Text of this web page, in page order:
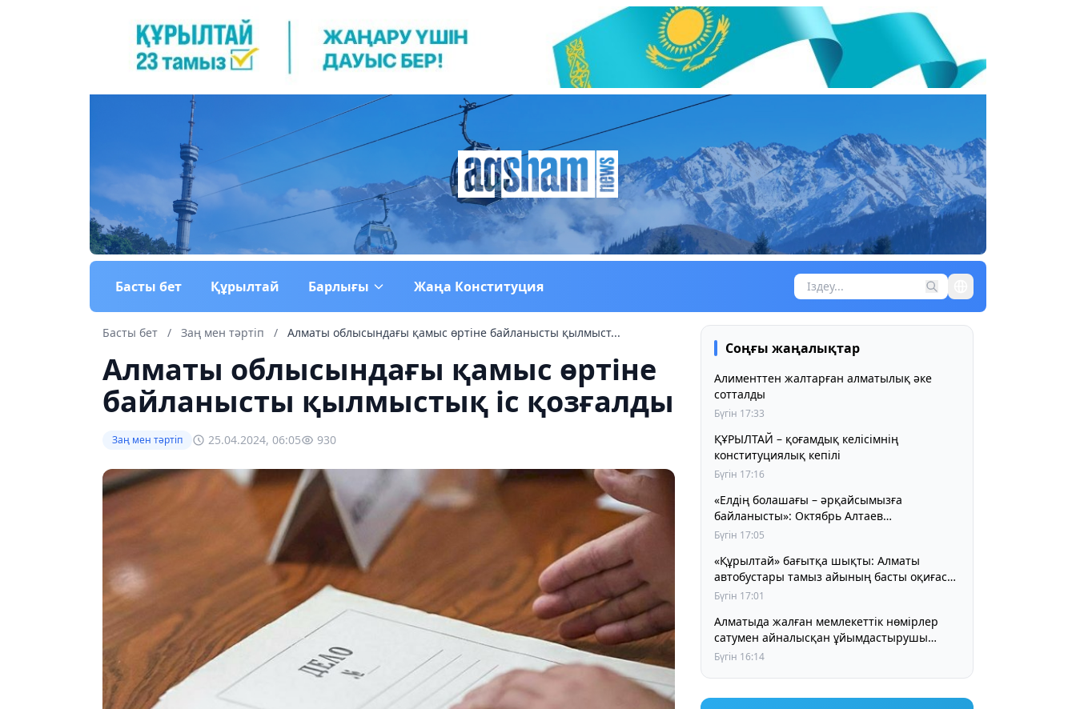
Басты бет Құрылтай Барлығы Жаңа Конституция
Басты бет / Заң мен тəртіп / Алматы облысындағы қамыс өртіне байланысты қылмыст...
Алматы облысындағы қамыс өртіне
байланысты қылмыстық іс қозғалды
Заң мен тəртіп 25.04.2024, 06:05 930
Соңғы жаңалықтар
Алименттен жалтарған алматылық әке
сотталды
Бүгін 17:33
ҚҰРЫЛТАЙ – қоғамдық келісімнің
конституциялық кепілі
Бүгін 17:16
«Елдің болашағы – әрқайсымызға
байланысты»: Октябрь Алтаев
қазақстандықтарға маңызды үндеу жасады
Бүгін 17:05
«Құрылтай» бағытқа шықты: Алматы
автобустары тамыз айының басты оқиғасы
туралы айта бастады
Бүгін 17:01
Алматыда жалған мемлекеттік нөмірлер
сатумен айналысқан ұйымдастырушы
ұсталды
Бүгін 16:14